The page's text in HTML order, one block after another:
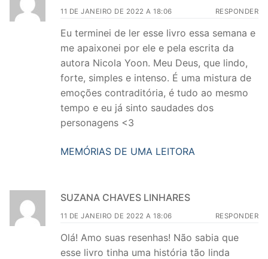
11 DE JANEIRO DE 2022 A 18:06 RESPONDER
Eu terminei de ler esse livro essa semana e
me apaixonei por ele e pela escrita da
autora Nicola Yoon. Meu Deus, que lindo,
forte, simples e intenso. É uma mistura de
emoções contraditória, é tudo ao mesmo
tempo e eu já sinto saudades dos
personagens <3
MEMÓRIAS DE UMA LEITORA
SUZANA CHAVES LINHARES
11 DE JANEIRO DE 2022 A 18:06 RESPONDER
Olá! Amo suas resenhas! Não sabia que
esse livro tinha uma história tão linda